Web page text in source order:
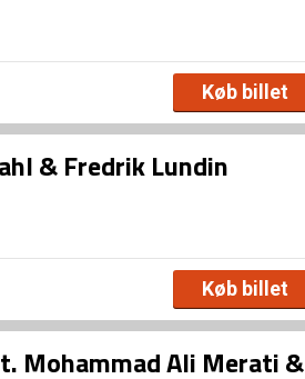
Køb billet
& Fredrik Lundin
Køb billet
Mohammad Ali Merati &